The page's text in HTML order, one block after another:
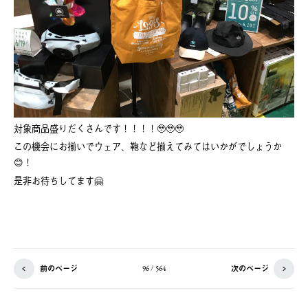
対象商品盛りだくさんです！！！！🥹🥹🥹
この機会にお揃いでウェア、鞄など揃えてみてはいかがでしょうか
😊！
是非お待ちしてます🤗
前のページ 96 / 564 次のページ